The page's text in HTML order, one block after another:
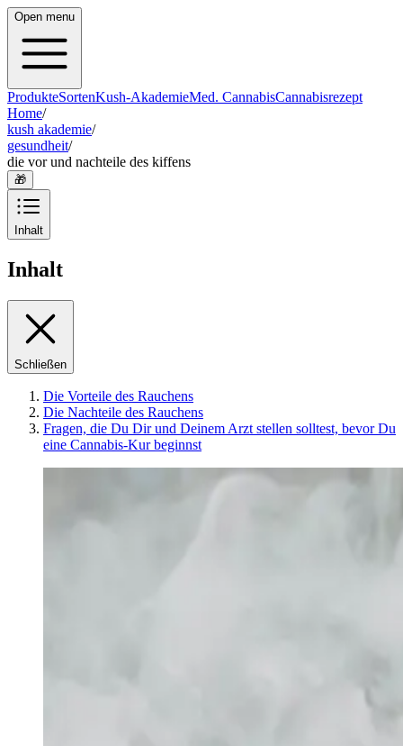
Open menu
ProdukteSortenKush-AkademieMed. CannabisCannabisrezept
Home/
kush akademie/
gesundheit/
die vor und nachteile des kiffens
🎁
Inhalt
Inhalt
Schließen
Die Vorteile des Rauchens
Die Nachteile des Rauchens
Fragen, die Du Dir und Deinem Arzt stellen solltest, bevor Du
eine Cannabis-Kur beginnst